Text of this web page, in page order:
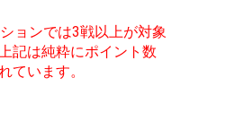
ョンでは3戦以上が対象
記は純粋にポイント数
ています。